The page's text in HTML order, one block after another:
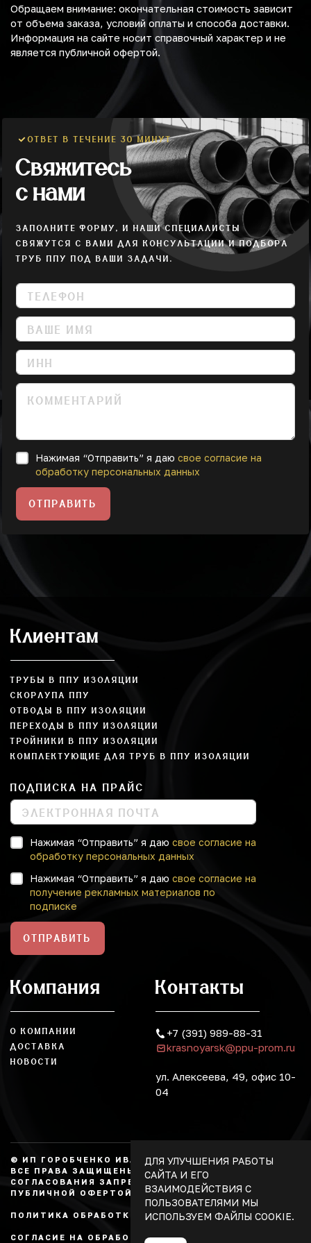
Обращаем внимание: окончательная стоимость зависит
от объема заказа, условий оплаты и способа доставки.
Информация на сайте носит справочный характер и не
является публичной офертой.
ОТВЕТ В ТЕЧЕНИЕ 30 МИНУТ
Свяжитесь
с нами
ЗАПОЛНИТЕ ФОРМУ, И НАШИ СПЕЦИАЛИСТЫ
СВЯЖУТСЯ С ВАМИ ДЛЯ КОНСУЛЬТАЦИИ И ПОДБОРА
ТРУБ ППУ ПОД ВАШИ ЗАДАЧИ.
Нажимая “Отправить” я даю свое согласие на
обработку персональных данных
ОТПРАВИТЬ
Клиентам
ТРУБЫ В ППУ ИЗОЛЯЦИИ
СКОРЛУПА ППУ
ОТВОДЫ В ППУ ИЗОЛЯЦИИ
ПЕРЕХОДЫ В ППУ ИЗОЛЯЦИИ
ТРОЙНИКИ В ППУ ИЗОЛЯЦИИ
КОМПЛЕКТУЮЩИЕ ДЛЯ ТРУБ В ППУ ИЗОЛЯЦИИ
ПОДПИСКА НА ПРАЙС
Нажимая “Отправить” я даю свое согласие на
обработку персональных данных
Нажимая “Отправить” я даю свое согласие на
получение рекламных материалов по
подписке
ОТПРАВИТЬ
Компания
О КОМПАНИИ
ДОСТАВКА
НОВОСТИ
Контакты
+7 (391) 989-88-31
krasnoyarsk@ppu-prom.ru
ул. Алексеева, 49, офис 10-
04
© ИП ГОРОБЧЕНКО ИВАН АЛЕКСАНДРОВИЧ, 2026.
ВСЕ ПРАВА ЗАЩИЩЕНЫ, КОПИРОВАНИЕ БЕЗ
СОГЛАСОВАНИЯ ЗАПРЕЩЕНО. НЕ ЯВЛЯЕТСЯ
ПУБЛИЧНОЙ ОФЕРТОЙ.
ПОЛИТИКА ОБРАБОТКИ ПЕРСОНАЛЬНЫХ ДАННЫХ
СОГЛАСИЕ НА ОБРАБОТКУ ПЕРСОНАЛЬНЫХ ДАННЫХ
ДЛЯ УЛУЧШЕНИЯ РАБОТЫ
САЙТА И ЕГО
ВЗАИМОДЕЙСТВИЯ С
ПОЛЬЗОВАТЕЛЯМИ МЫ
ИСПОЛЬЗУЕМ ФАЙЛЫ COOKIE.